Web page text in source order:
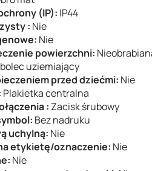
(IP): IP44
: Nie
Nie
powierzchni:
uziemiający
przed dziećmi: Nie
Plakietka centralna
: Zacisk śrubowy
Bez nadruku
uchylną: Nie
etykietę/oznaczenie: Nie
Nie